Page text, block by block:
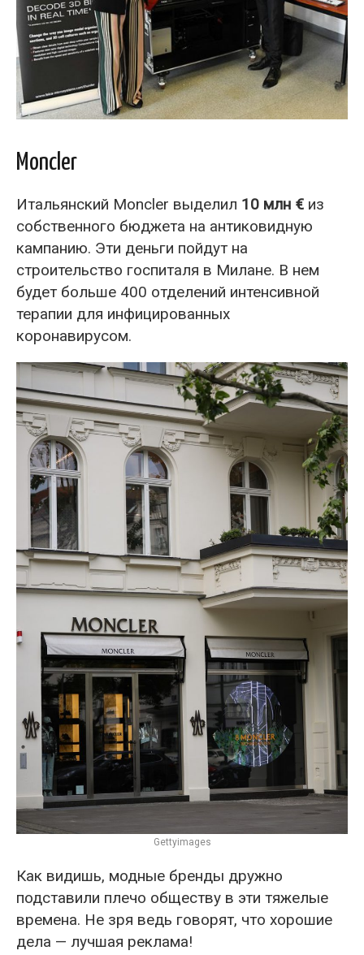
Moncler
Итальянский Moncler выделил 10 млн € из
собственного бюджета на антиковидную
кампанию. Эти деньги пойдут на
строительство госпиталя в Милане. В нем
будет больше 400 отделений интенсивной
терапии для инфицированных
коронавирусом.
Gettyimages
Как видишь, модные бренды дружно
подставили плечо обществу в эти тяжелые
времена. Не зря ведь говорят, что хорошие
дела — лучшая реклама!